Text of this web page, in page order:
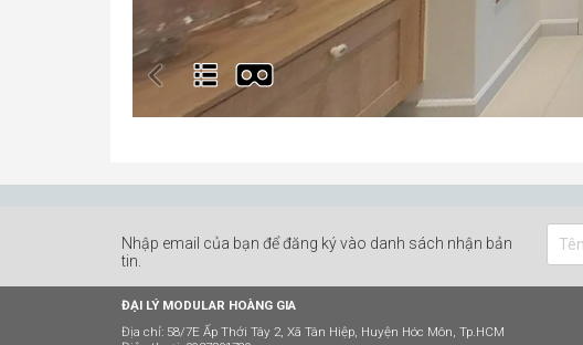
Nhập email của bạn để đăng ký vào danh sách nhận bản
tin.
ĐẠI LÝ MODULAR HOÀNG GIA
Địa chỉ: 58/7E Ấp Thới Tây 2, Xã Tân Hiệp, Huyện Hóc Môn, Tp.HCM